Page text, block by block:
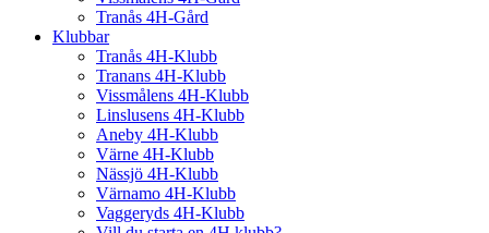
Tranås 4H-Gård
Klubbar
Tranås 4H-Klubb
Tranans 4H-Klubb
Vissmålens 4H-Klubb
Linslusens 4H-Klubb
Aneby 4H-Klubb
Värne 4H-Klubb
Nässjö 4H-Klubb
Värnamo 4H-Klubb
Vaggeryds 4H-Klubb